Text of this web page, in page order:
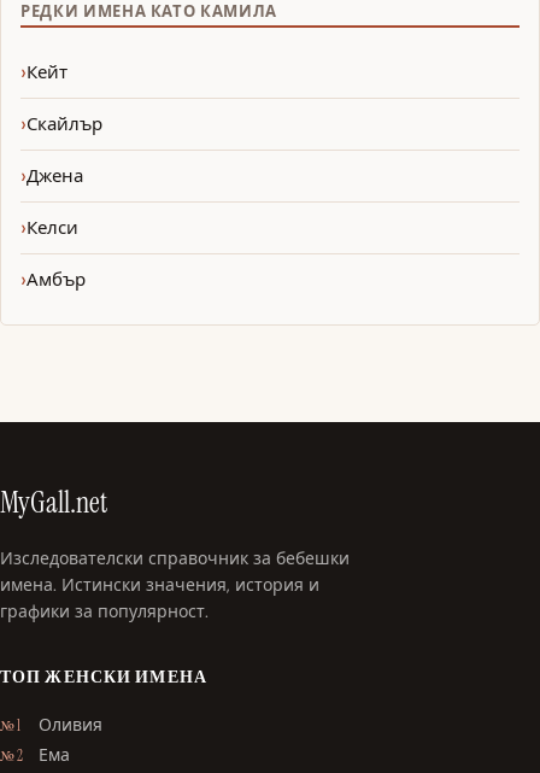
РЕДКИ ИМЕНА КАТО КАМИЛА
Кейт
Скайлър
Джена
Келси
Амбър
MyGall.net
Изследователски справочник за бебешки
имена. Истински значения, история и
графики за популярност.
ТОП ЖЕНСКИ ИМЕНА
№ 1 Оливия
№ 2 Ема